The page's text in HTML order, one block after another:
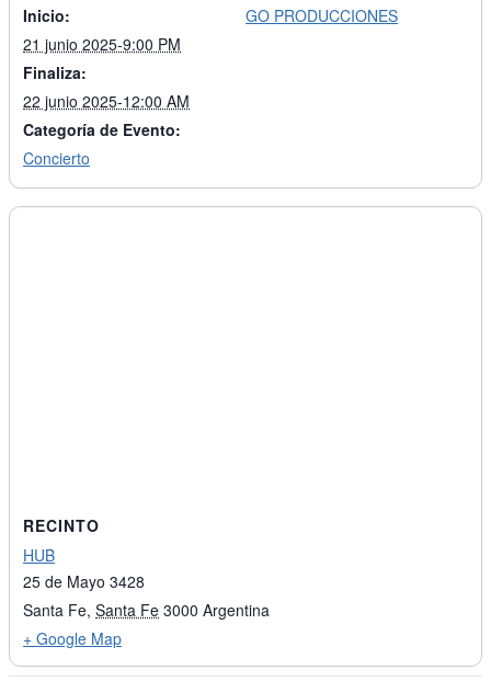
Inicio:
21 junio 2025-9:00 PM
Finaliza:
22 junio 2025-12:00 AM
Categoría de Evento:
Concierto
GO PRODUCCIONES
RECINTO
HUB
25 de Mayo 3428
Santa Fe, Santa Fe 3000 Argentina
+ Google Map